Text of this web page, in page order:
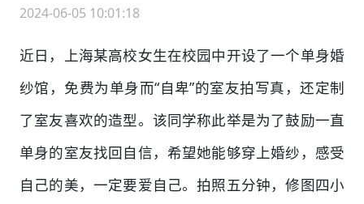
2024-06-05 10:01:18
近日，上海某高校女生在校园中开设了一个单身婚
纱馆，免费为单身而“自卑”的室友拍写真，还定制
了室友喜欢的造型。该同学称此举是为了鼓励一直
单身的室友找回自信，希望她能够穿上婚纱，感受
自己的美，一定要爱自己。拍照五分钟，修图四小